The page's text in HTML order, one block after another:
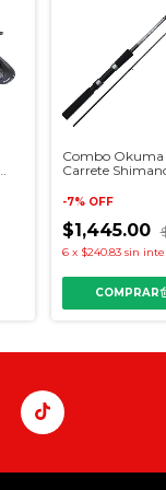
Combo Okuma
Carrete
-7% OFF
$1,445.00
6 x $240.83 sin